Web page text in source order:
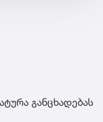
განცხადებას